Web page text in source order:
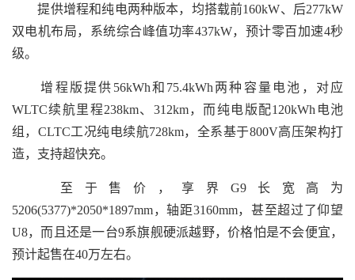
提供增程和纯电两种版本，均搭载前160kW、后277kW
双电机布局，系统综合峰值功率437kW，预计零百加速4秒
级。
增程版提供56kWh和75.4kWh两种容量电池，对应
WLTC续航里程238km、312km，而纯电版配120kWh电池
组，CLTC工况纯电续航728km，全系基于800V高压架构打
造，支持超快充。
至于售价，享界G9长宽高为
5206(5377)*2050*1897mm，轴距3160mm，甚至超过了仰望
U8，而且还是一台9系旗舰硬派越野，价格怕是不会便宜，
预计起售在40万左右。